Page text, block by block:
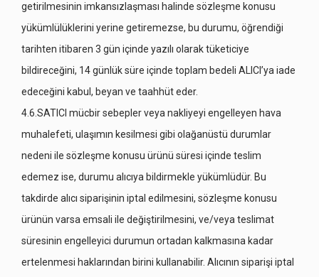
getirilmesinin imkansızlaşması halinde sözleşme konusu
yükümlülüklerini yerine getiremezse, bu durumu, öğrendiği
tarihten itibaren 3 gün içinde yazılı olarak tüketiciye
bildireceğini, 14 günlük süre içinde toplam bedeli ALICI’ya iade
edeceğini kabul, beyan ve taahhüt eder.
4.6.SATICI mücbir sebepler veya nakliyeyi engelleyen hava
muhalefeti, ulaşımın kesilmesi gibi olağanüstü durumlar
nedeni ile sözleşme konusu ürünü süresi içinde teslim
edemez ise, durumu alıcıya bildirmekle yükümlüdür. Bu
takdirde alıcı siparişinin iptal edilmesini, sözleşme konusu
ürünün varsa emsali ile değiştirilmesini, ve/veya teslimat
süresinin engelleyici durumun ortadan kalkmasına kadar
ertelenmesi haklarından birini kullanabilir. Alıcının siparişi iptal